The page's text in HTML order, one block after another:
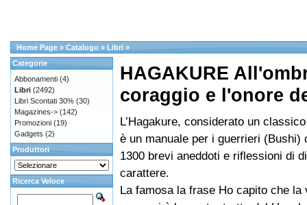
Home Page » Catalogo » Libri »
HAGAKURE
coraggio e l'onore
L’Hagakure, considerato un
è un manuale per i guerrieri (Bushi)
1300 brevi aneddoti e riflessioni di
carattere.
La famosa la frase Ho capito che la
Categorie
Abbonamenti (4)
Libri (2492)
Libri Scontati 30% (30)
Magazines-> (142)
Promozioni (19)
Gadgets (2)
Produttori
Ricerca Veloce